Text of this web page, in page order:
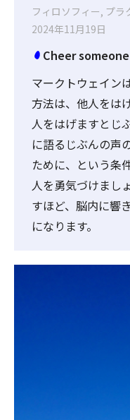
フィロソフィー, プラ
2024年11月19日
Cheer someone
マークトウェイン
方法は、他人をは
人をはげますとじ
に語るじぶんの声
ために、という条
人を勇気づけまし
すほど、脳内に響
になります。